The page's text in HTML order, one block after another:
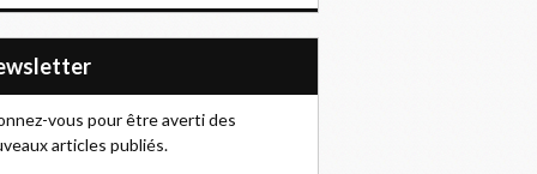
vous pour être averti des
articles publiés.